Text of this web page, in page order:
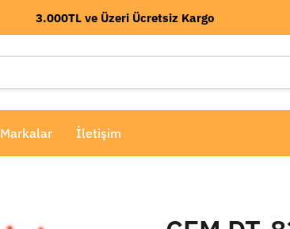
3.000TL ve Üzeri Ücretsiz Kargo
Markalar İletişim